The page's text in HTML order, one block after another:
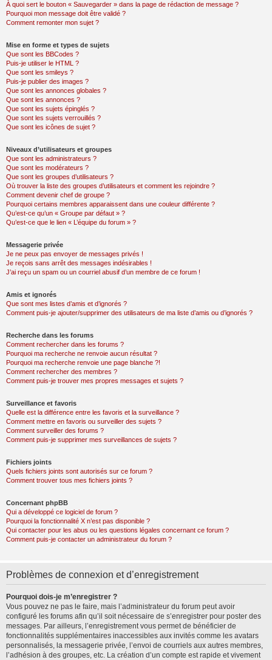
À quoi sert le bouton « Sauvegarder » dans la page de rédaction de message ?
Pourquoi mon message doit être validé ?
Comment remonter mon sujet ?
Mise en forme et types de sujets
Que sont les BBCodes ?
Puis-je utiliser le HTML ?
Que sont les smileys ?
Puis-je publier des images ?
Que sont les annonces globales ?
Que sont les annonces ?
Que sont les sujets épinglés ?
Que sont les sujets verrouillés ?
Que sont les icônes de sujet ?
Niveaux d’utilisateurs et groupes
Que sont les administrateurs ?
Que sont les modérateurs ?
Que sont les groupes d’utilisateurs ?
Où trouver la liste des groupes d’utilisateurs et comment les rejoindre ?
Comment devenir chef de groupe ?
Pourquoi certains membres apparaissent dans une couleur différente ?
Qu’est-ce qu’un « Groupe par défaut » ?
Qu’est-ce que le lien « L’équipe du forum » ?
Messagerie privée
Je ne peux pas envoyer de messages privés !
Je reçois sans arrêt des messages indésirables !
J’ai reçu un spam ou un courriel abusif d’un membre de ce forum !
Amis et ignorés
Que sont mes listes d’amis et d’ignorés ?
Comment puis-je ajouter/supprimer des utilisateurs de ma liste d’amis ou d’ignorés ?
Recherche dans les forums
Comment rechercher dans les forums ?
Pourquoi ma recherche ne renvoie aucun résultat ?
Pourquoi ma recherche renvoie une page blanche ?!
Comment rechercher des membres ?
Comment puis-je trouver mes propres messages et sujets ?
Surveillance et favoris
Quelle est la différence entre les favoris et la surveillance ?
Comment mettre en favoris ou surveiller des sujets ?
Comment surveiller des forums ?
Comment puis-je supprimer mes surveillances de sujets ?
Fichiers joints
Quels fichiers joints sont autorisés sur ce forum ?
Comment trouver tous mes fichiers joints ?
Concernant phpBB
Qui a développé ce logiciel de forum ?
Pourquoi la fonctionnalité X n’est pas disponible ?
Qui contacter pour les abus ou les questions légales concernant ce forum ?
Comment puis-je contacter un administrateur du forum ?
Problèmes de connexion et d’enregistrement
Pourquoi dois-je m’enregistrer ?
Vous pouvez ne pas le faire, mais l’administrateur du forum peut avoir
configuré les forums afin qu’il soit nécessaire de s’enregistrer pour poster des
messages. Par ailleurs, l’enregistrement vous permet de bénéficier de
fonctionnalités supplémentaires inaccessibles aux invités comme les avatars
personnalisés, la messagerie privée, l’envoi de courriels aux autres membres,
l’adhésion à des groupes, etc. La création d’un compte est rapide et vivement